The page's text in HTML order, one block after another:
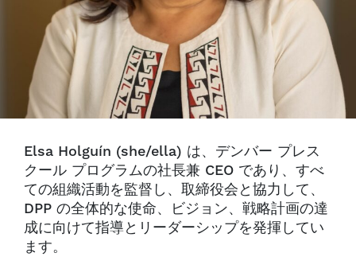
Elsa Holguín (she/ella) は、デンバー プレス
クール プログラムの社長兼 CEO であり、すべ
ての組織活動を監督し、取締役会と協力して、
DPP の全体的な使命、ビジョン、戦略計画の達
成に向けて指導とリーダーシップを発揮してい
ます。